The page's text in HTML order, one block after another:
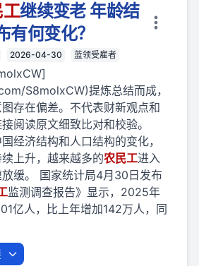
工继续变老 年龄结
有何变化？
2026-04-30 蓝领受雇者
S8molxCW)提炼总结而成，
存在偏差。不代表财新观点和
阅读原文细致比对和校验。
经济结构和人口结构的变化，
上升，越来越多的农民工进入
缓。 国家统计局4月30日发布
监测调查报告》显示，2025年
亿人，比上年增加142万人，同